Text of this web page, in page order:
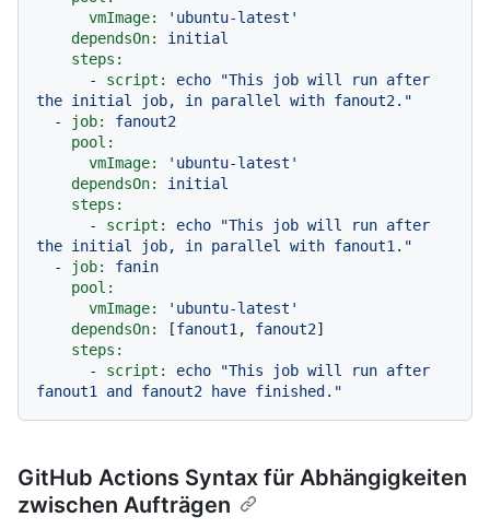
vmImage:
'ubuntu-latest'
dependsOn:
initial
steps:
-
script: echo
"This job will run after
the initial job, in parallel with fanout2."
-
job:
fanout2
pool:
vmImage:
'ubuntu-latest'
dependsOn:
initial
steps:
-
script: echo
"This job will run after
the initial job, in parallel with fanout1."
-
job:
fanin
pool:
vmImage:
'ubuntu-latest'
dependsOn:
[fanout1 , fanout2]
steps:
-
script: echo
"This job will run after
fanout1 and fanout2 have finished."
GitHub Actions Syntax für Abhängigkeiten
zwischen Aufträgen